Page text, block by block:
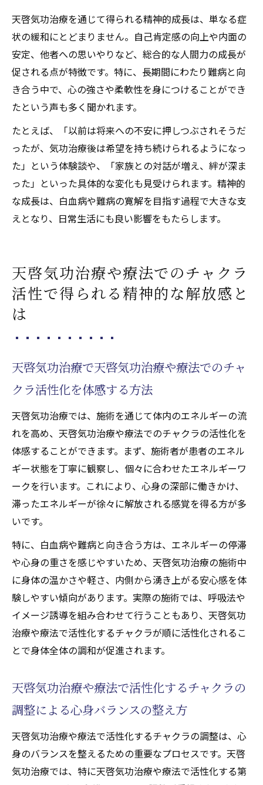
天啓気功治療を通じて得られる精神的成長は、単なる症
状の緩和にとどまりません。自己肯定感の向上や内面の
安定、他者への思いやりなど、総合的な人間力の成長が
促される点が特徴です。特に、長期間にわたり難病と向
き合う中で、心の強さや柔軟性を身につけることができ
たという声も多く聞かれます。
たとえば、「以前は将来への不安に押しつぶされそうだ
ったが、気功治療後は希望を持ち続けられるようになっ
た」という体験談や、「家族との対話が増え、絆が深ま
った」といった具体的な変化も見受けられます。精神的
な成長は、白血病や難病の寛解を目指す過程で大きな支
えとなり、日常生活にも良い影響をもたらします。
天啓気功治療や療法でのチャクラ
活性で得られる精神的な解放感と
は
天啓気功治療で天啓気功治療や療法でのチャ
クラ活性化を体感する方法
天啓気功治療では、施術を通じて体内のエネルギーの流
れを高め、天啓気功治療や療法でのチャクラの活性化を
体感することができます。まず、施術者が患者のエネル
ギー状態を丁寧に観察し、個々に合わせたエネルギーワ
ークを行います。これにより、心身の深部に働きかけ、
滞ったエネルギーが徐々に解放される感覚を得る方が多
いです。
特に、白血病や難病と向き合う方は、エネルギーの停滞
や心身の重さを感じやすいため、天啓気功治療の施術中
に身体の温かさや軽さ、内側から湧き上がる安心感を体
験しやすい傾向があります。実際の施術では、呼吸法や
イメージ誘導を組み合わせて行うこともあり、天啓気功
治療や療法で活性化するチャクラが順に活性化されるこ
とで身体全体の調和が促進されます。
天啓気功治療や療法で活性化するチャクラの
調整による心身バランスの整え方
天啓気功治療や療法で活性化するチャクラの調整は、心
身のバランスを整えるための重要なプロセスです。天啓
気功治療では、特に天啓気功治療や療法で活性化する第